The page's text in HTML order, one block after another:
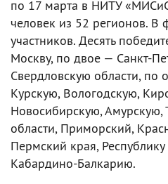
по 17 марта в НИТУ
человек из 52 регионов.
участников. Десять
Москву, по двое — Санкт-
Свердловскую области, по
Курскую, Вологодскую,
Новосибирскую, Амурскую,
области, Приморский,
Пермский края,
Кабардино-Балкарию.